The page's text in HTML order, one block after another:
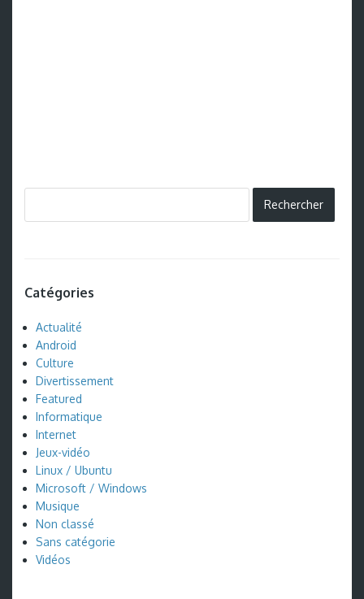
Catégories
Actualité
Android
Culture
Divertissement
Featured
Informatique
Internet
Jeux-vidéo
Linux / Ubuntu
Microsoft / Windows
Musique
Non classé
Sans catégorie
Vidéos